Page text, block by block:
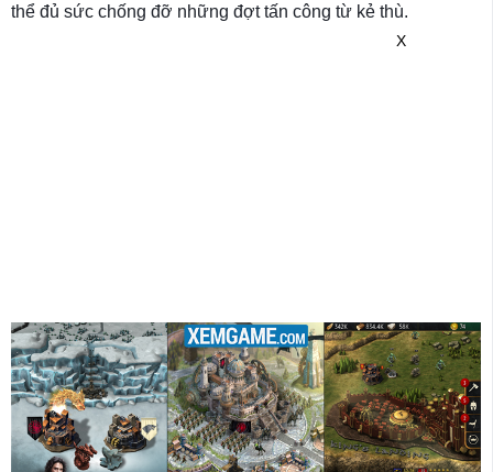
thể đủ sức chống đỡ những đợt tấn công từ kẻ thù.
X